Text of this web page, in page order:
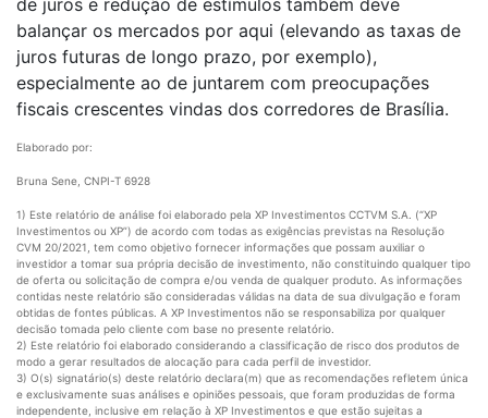
balançar os mercados por aqui (elevando as taxas de
juros futuras de longo prazo, por exemplo),
especialmente ao de juntarem com preocupações
fiscais crescentes vindas dos corredores de Brasília.
Elaborado por:
Bruna Sene, CNPI-T 6928
1) Este relatório de análise foi elaborado pela XP Investimentos CCTVM S.A. (“XP
Investimentos ou XP”) de acordo com todas as exigências previstas na Resolução
CVM 20/2021, tem como objetivo fornecer informações que possam auxiliar o
investidor a tomar sua própria decisão de investimento, não constituindo qualquer tipo
de oferta ou solicitação de compra e/ou venda de qualquer produto. As informações
contidas neste relatório são consideradas válidas na data de sua divulgação e foram
obtidas de fontes públicas. A XP Investimentos não se responsabiliza por qualquer
decisão tomada pelo cliente com base no presente relatório.
2) Este relatório foi elaborado considerando a classificação de risco dos produtos de
modo a gerar resultados de alocação para cada perfil de investidor.
3) O(s) signatário(s) deste relatório declara(m) que as recomendações refletem única
e exclusivamente suas análises e opiniões pessoais, que foram produzidas de forma
independente, inclusive em relação à XP Investimentos e que estão sujeitas a